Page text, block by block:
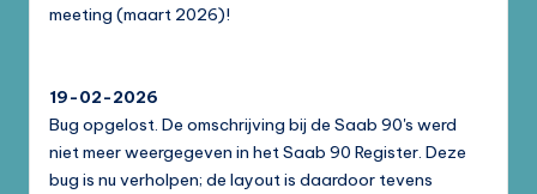
meeting (maart 2026)!
19-02-2026
Bug opgelost. De omschrijving bij de Saab 90's werd
niet meer weergegeven in het Saab 90 Register. Deze
bug is nu verholpen; de layout is daardoor tevens